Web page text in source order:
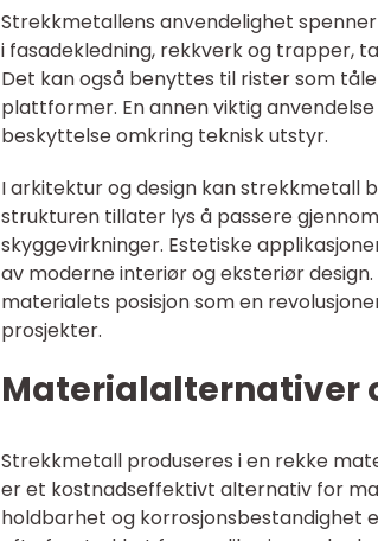
Strekkmetallens anvendelighet
i fasadekledning, rekkverk og trapper,
Det kan også benyttes til rister som
plattformer. En annen viktig
beskyttelse omkring teknisk utstyr.
I arkitektur og design kan strekkmetall
strukturen tillater lys å passere
skyggevirkninger. Estetiske
av moderne interiør og eksteriør
materialets posisjon som en
prosjekter.
Materialalternativer
Strekkmetall produseres i en rekke
er et kostnadseffektivt alternativ for
holdbarhet og korrosjonsbestandighet